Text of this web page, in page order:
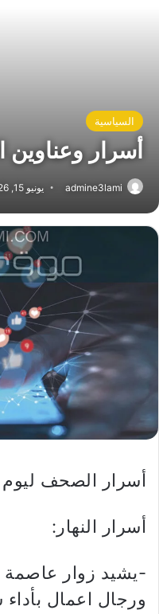
السياسية
أسرار وعناوين
admine3lami يونيو 15, 2026
أسرار الصحف ليوم الإثنين
أسرار النهار:
-يشيد زوار عاصمة
ورجال اعمال